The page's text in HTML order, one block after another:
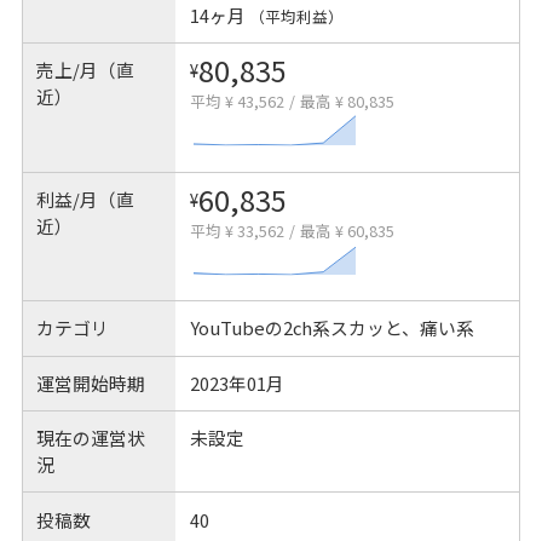
14ヶ月 （平均利益）
売上/月（直
近）
¥80,835
平均 ¥ 43,562 / 最高 ¥ 80,835
利益/月（直
近）
¥60,835
平均 ¥ 33,562 / 最高 ¥ 60,835
カテゴリ YouTubeの2ch系スカッと、痛い系
運営開始時期 2023年01月
現在の運営状
況
未設定
投稿数 40